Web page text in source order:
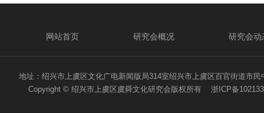
网站首页 研究会概况 研究会动
地址：绍兴市上虞区文化广电新闻版局314室绍兴市上虞区百官街道
Copyright © 绍兴市上虞区虞舜文化研究会版权所有 浙ICP备